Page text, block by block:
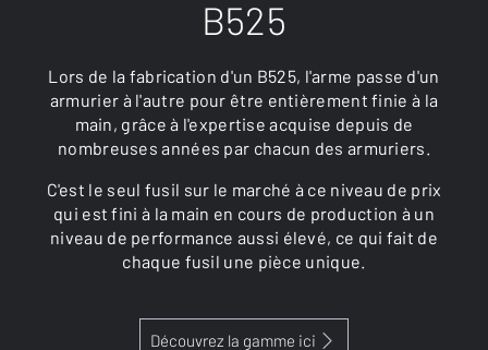
B525
Lors de la fabrication d'un B525, l'arme passe d'un
armurier à l'autre pour être entièrement finie à la
main, grâce à l'expertise acquise depuis de
nombreuses années par chacun des armuriers.
C'est le seul fusil sur le marché à ce niveau de prix
qui est fini à la main en cours de production à un
niveau de performance aussi élevé, ce qui fait de
chaque fusil une pièce unique.
Découvrez la gamme ici